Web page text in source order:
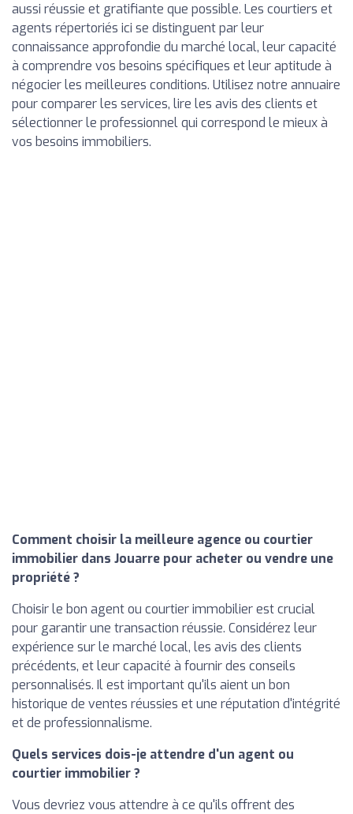
aussi réussie et gratifiante que possible. Les courtiers et
agents répertoriés ici se distinguent par leur
connaissance approfondie du marché local, leur capacité
à comprendre vos besoins spécifiques et leur aptitude à
négocier les meilleures conditions. Utilisez notre annuaire
pour comparer les services, lire les avis des clients et
sélectionner le professionnel qui correspond le mieux à
vos besoins immobiliers.
Comment choisir la meilleure agence ou courtier
immobilier dans Jouarre pour acheter ou vendre une
propriété ?
Choisir le bon agent ou courtier immobilier est crucial
pour garantir une transaction réussie. Considérez leur
expérience sur le marché local, les avis des clients
précédents, et leur capacité à fournir des conseils
personnalisés. Il est important qu'ils aient un bon
historique de ventes réussies et une réputation d'intégrité
et de professionnalisme.
Quels services dois-je attendre d'un agent ou
courtier immobilier ?
Vous devriez vous attendre à ce qu'ils offrent des